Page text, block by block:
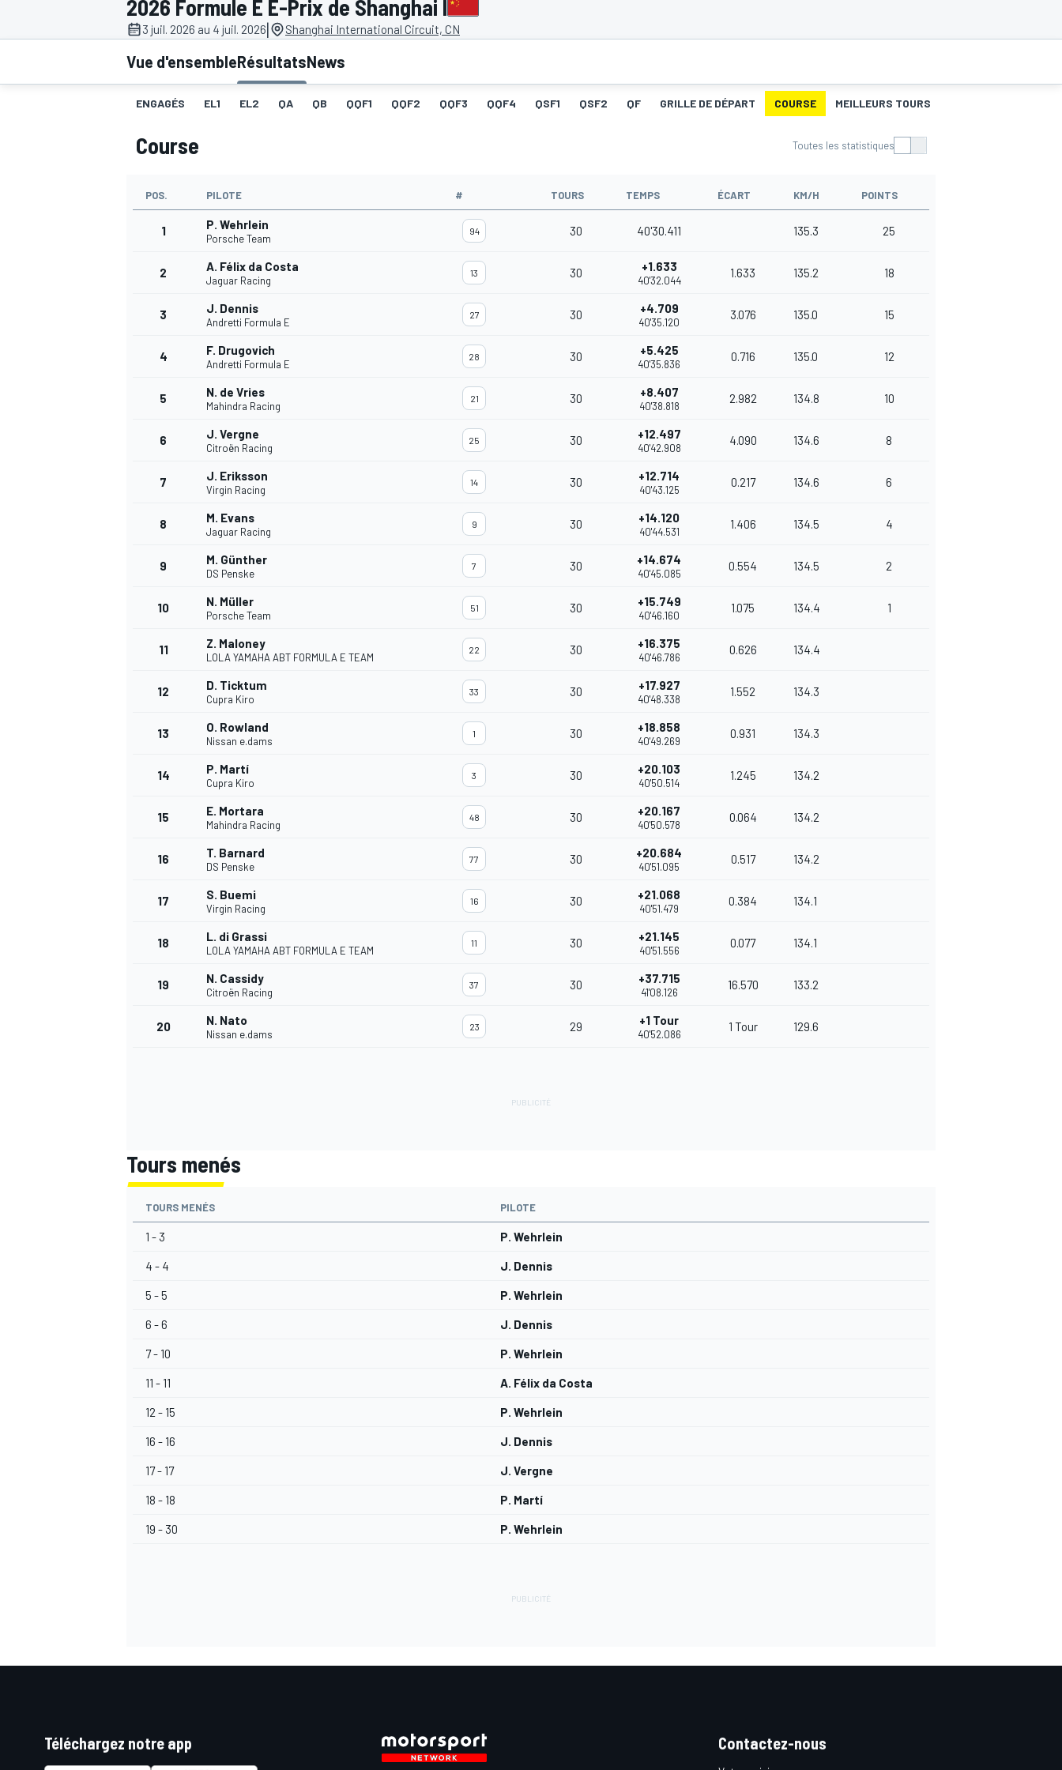
2026 Formule E E-Prix de Shanghai I
3 juil. 2026 au 4 juil. 2026| Shanghai International Circuit, CN
Vue d'ensembleRésultatsNews
ENGAGÉS EL1 EL2 QA QB QQF1 QQF2 QQF3 QQF4 QSF1 QSF2 QF GRILLE DE DÉPART COURSE MEILLEURS TOURS
Course Toutes les statistiques
POS. PILOTE # TOURS TEMPS ÉCART KM/H POINTS
1 P. Wehrlein
Porsche Team
94 30 40'30.411 135.3 25
2 A. Félix da Costa
Jaguar Racing
13 30 +1.633
40'32.044
1.633 135.2 18
3 J. Dennis
Andretti Formula E
27 30 +4.709
40'35.120
3.076 135.0 15
4 F. Drugovich
Andretti Formula E
28 30 +5.425
40'35.836
0.716 135.0 12
5 N. de Vries
Mahindra Racing
21 30 +8.407
40'38.818
2.982 134.8 10
6 J. Vergne
Citroën Racing
25 30 +12.497
40'42.908
4.090 134.6 8
7 J. Eriksson
Virgin Racing
14 30 +12.714
40'43.125
0.217 134.6 6
8 M. Evans
Jaguar Racing
9 30 +14.120
40'44.531
1.406 134.5 4
9 M. Günther
DS Penske
7 30 +14.674
40'45.085
0.554 134.5 2
10 N. Müller
Porsche Team
51 30 +15.749
40'46.160
1.075 134.4 1
11 Z. Maloney
LOLA YAMAHA ABT FORMULA E TEAM
22 30 +16.375
40'46.786
0.626 134.4
12 D. Ticktum
Cupra Kiro
33 30 +17.927
40'48.338
1.552 134.3
13 O. Rowland
Nissan e.dams
1 30 +18.858
40'49.269
0.931 134.3
14 P. Martí
Cupra Kiro
3 30 +20.103
40'50.514
1.245 134.2
15 E. Mortara
Mahindra Racing
48 30 +20.167
40'50.578
0.064 134.2
16 T. Barnard
DS Penske
77 30 +20.684
40'51.095
0.517 134.2
17 S. Buemi
Virgin Racing
16 30 +21.068
40'51.479
0.384 134.1
18 L. di Grassi
LOLA YAMAHA ABT FORMULA E TEAM
11 30 +21.145
40'51.556
0.077 134.1
19 N. Cassidy
Citroën Racing
37 30 +37.715
41'08.126
16.570 133.2
20 N. Nato
Nissan e.dams
23 29 +1 Tour
40'52.086
1 Tour 129.6
Tours menés
TOURS MENÉS PILOTE
1 - 3 P. Wehrlein
4 - 4 J. Dennis
5 - 5 P. Wehrlein
6 - 6 J. Dennis
7 - 10 P. Wehrlein
11 - 11 A. Félix da Costa
12 - 15 P. Wehrlein
16 - 16 J. Dennis
17 - 17 J. Vergne
18 - 18 P. Martí
19 - 30 P. Wehrlein
Téléchargez notre app Contactez-nous